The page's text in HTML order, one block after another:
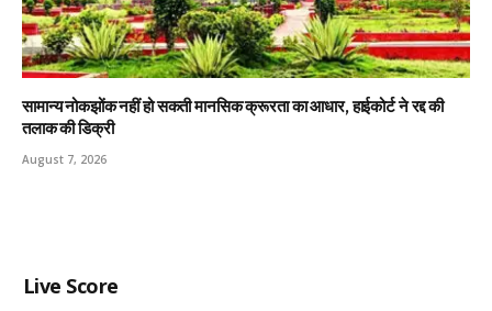
सामान्य नोकझोंक नहीं हो सकती मानसिक क्रूरता का आधार, हाईकोर्ट ने रद्द की
तलाक की डिक्री
August 7, 2026
Live Score